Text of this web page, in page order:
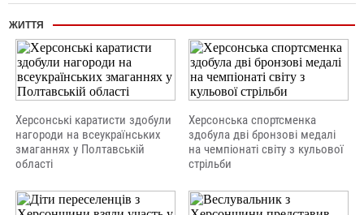
ЖИТТЯ
Херсонські каратисти здобули
нагороди на всеукраїнських
змаганнях у Полтавській
області
Херсонська спортсменка
здобула дві бронзові медалі
на чемпіонаті світу з кульової
стрільби